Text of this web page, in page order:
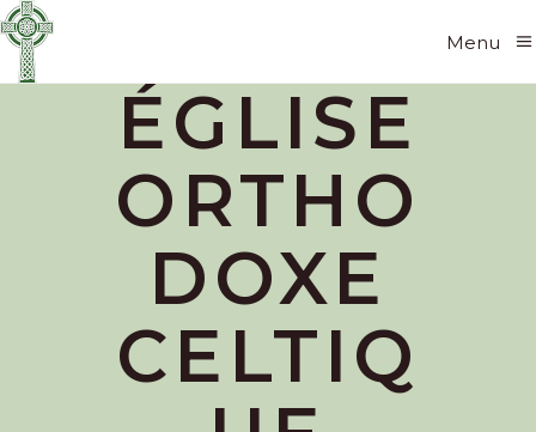
Menu
ÉGLISE
ORTHO
DOXE
CELTIQ